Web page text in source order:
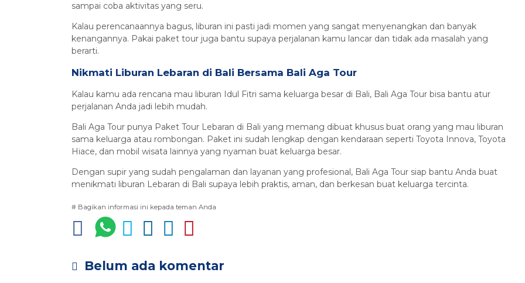
sampai coba aktivitas yang seru.
Kalau perencanaannya bagus, liburan ini pasti jadi momen yang sangat menyenangkan dan banyak
kenangannya. Pakai paket tour juga bantu supaya perjalanan kamu lancar dan tidak ada masalah yang
berarti.
Nikmati Liburan Lebaran di Bali Bersama Bali Aga Tour
Kalau kamu ada rencana mau liburan Idul Fitri sama keluarga besar di Bali, Bali Aga Tour bisa bantu atur
perjalanan Anda jadi lebih mudah.
Bali Aga Tour punya Paket Tour Lebaran di Bali yang memang dibuat khusus buat orang yang mau liburan
sama keluarga atau rombongan. Paket ini sudah lengkap dengan kendaraan seperti Toyota Innova, Toyota
Hiace, dan mobil wisata lainnya yang nyaman buat keluarga besar.
Dengan supir yang sudah pengalaman dan layanan yang profesional, Bali Aga Tour siap bantu Anda buat
menikmati liburan Lebaran di Bali supaya lebih praktis, aman, dan berkesan buat keluarga tercinta.
# Bagikan informasi ini kepada teman Anda
Belum ada komentar